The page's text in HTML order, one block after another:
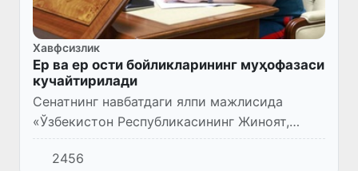
Хавфсизлик
Ер ва ер ости бойликларининг муҳофазаси
кучайтирилади
Сенатнинг навбатдаги ялпи мажлисида
«Ўзбекистон Республикасининг Жиноят,
Жиноят-процессуал кодексларига ҳамда
Ўзбекистон Республикасининг Маъмурий
2456